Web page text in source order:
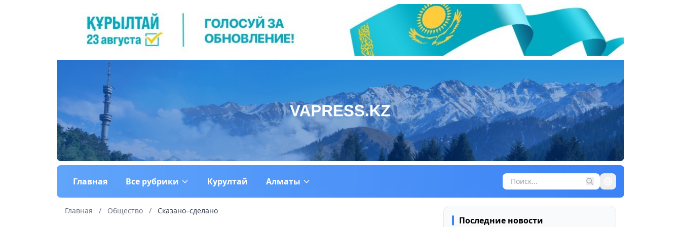
Главная Все рубрики Курултай Алматы
Главная / Общество / Сказано–сделано
Последние новости